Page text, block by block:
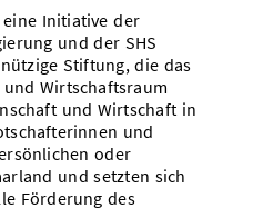
Initiative der
und der SHS
Stiftung, die das
Wirtschaftsraum
und Wirtschaft in
und
oder
und setzten sich
Förderung des